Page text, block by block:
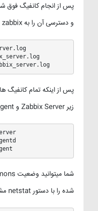
پس از انجام کانفیگ فوق
و دسترسی آن را به zabbix دهید.
زیر Zabbix Server و Agent را استارت نمایید:
شده را با دستور netstat مشاهده نمایید: